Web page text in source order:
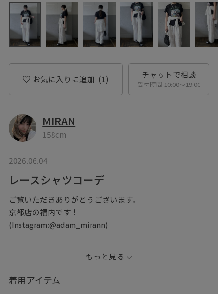
お気に入りに追加 (1) チャットで相談
受付時間 10:00〜19:00
MIRAN
158cm
2026.06.04
レースシャツコーデ
ご覧いただきありがとうございます。
京都店の福内です！
(Instagram:@adam_mirann)
ーデをご紹介いたします♡
ブラック系のアイテムだと、春夏シーズンは重く見えが
もっと見る
着用アイテム